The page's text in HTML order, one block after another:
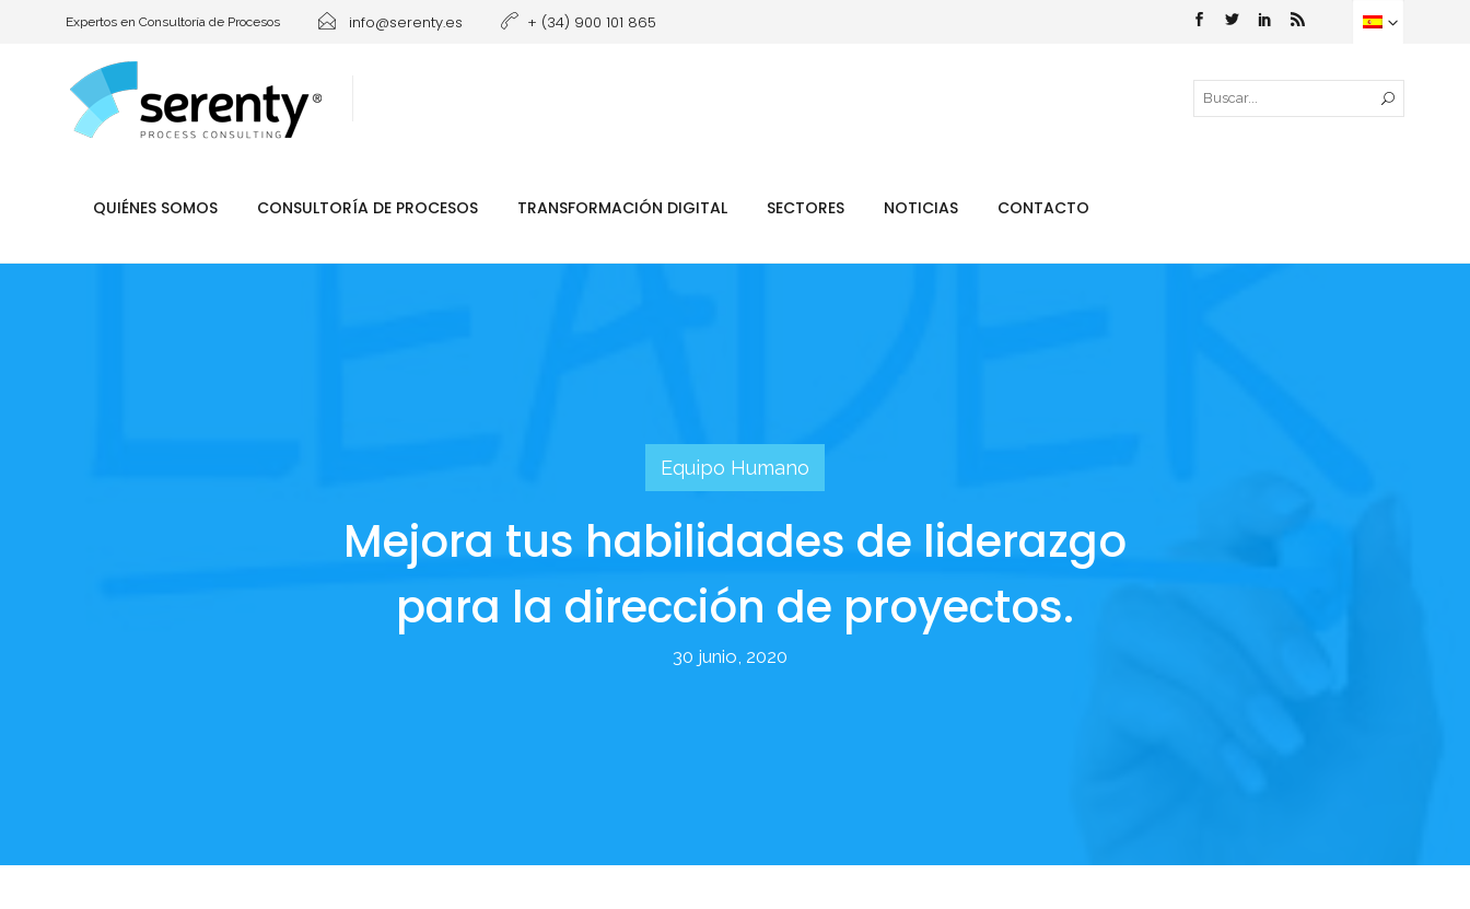
Expertos en Consultoría de Procesos info@serenty.es + (34) 900 101 865
QUIÉNES SOMOS CONSULTORÍA DE PROCESOS TRANSFORMACIÓN DIGITAL SECTORES NOTICIAS CONTACTO
Equipo Humano
Mejora tus habilidades de liderazgo
para la dirección de proyectos.
30 junio, 2020